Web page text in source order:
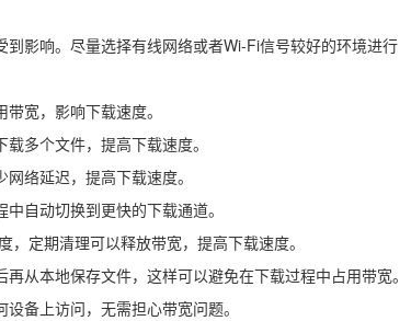
影响。尽量选择有线网络或者Wi-Fi信号较好的环境进行
宽，影响下载速度。
多个文件，提高下载速度。
络延迟，提高下载速度。
中自动切换到更快的下载通道。
定期清理可以释放带宽，提高下载速度。
从本地保存文件，这样可以避免在下载过程中占用带宽。
备上访问，无需担心带宽问题。